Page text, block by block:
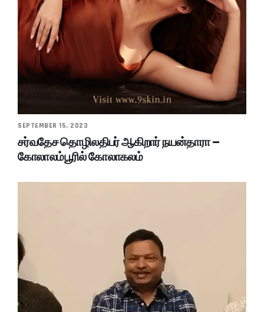
SEPTEMBER 15, 2023
சர்வதேச தொழிலதிபர் ஆகிறார் நயன்தாரா –
கோலாலம்பூரில் கோலாகலம்